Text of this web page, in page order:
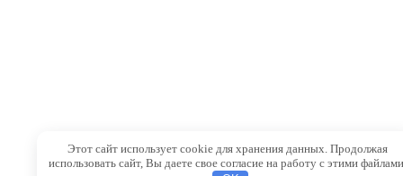
Этот сайт использует cookie для хранения данных. Продолжая
использовать сайт, Вы даете свое согласие на работу с этими